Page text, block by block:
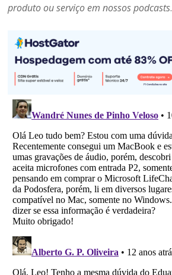
produto ou serviço em nossos podcasts.